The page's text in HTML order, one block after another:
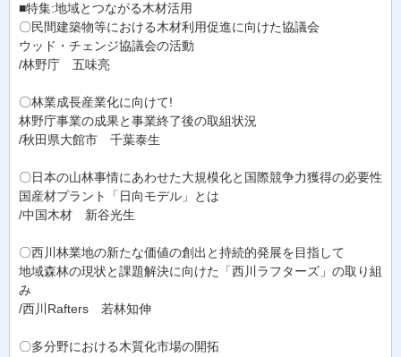
■特集:地域とつながる木材活用
〇民間建築物等における木材利用促進に向けた協議会
ウッド・チェンジ協議会の活動
/林野庁 五味亮
〇林業成長産業化に向けて!
林野庁事業の成果と事業終了後の取組状況
/秋田県大館市 千葉泰生
〇日本の山林事情にあわせた大規模化と国際競争力獲得の必要性
国産材プラント「日向モデル」とは
/中国木材 新谷光生
〇西川林業地の新たな価値の創出と持続的発展を目指して
地域森林の現状と課題解決に向けた「西川ラフターズ」の取り組
み
/西川Rafters 若林知伸
〇多分野における木質化市場の開拓